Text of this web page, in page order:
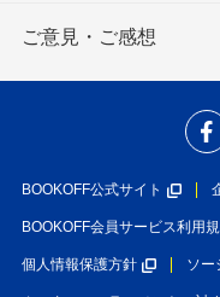
ご意見・ご感想
BOOKOFF公式サイト
BOOKOFF会員サービス利用
個人情報保護方針 ソー